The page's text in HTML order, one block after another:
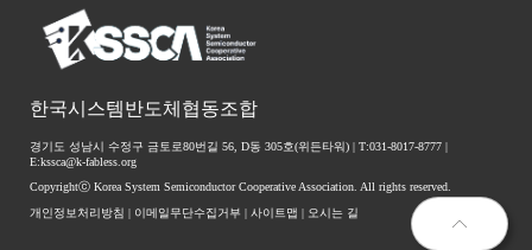
한국시스템반도체협동조합
경기도 성남시 수정구 금토로80번길 56, D동 305호(위든타워) | T:031-8017-8777 |
E:kssca@k-fabless.org
Copyrightⓒ Korea System Semiconductor Cooperative Association. All rights reserved.
개인정보처리방침 이메일무단수집거부 사이트맵 오시는 길